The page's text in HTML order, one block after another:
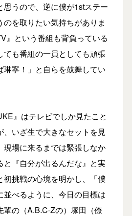
思うので、逆に僕が1stステー
のを取りたい気持ちがありま
』という番組も背負っている
ても番組の一員としても頑張
琳寧！」と自らを鼓舞してい
』はテレビでしか見たこと
、いざ生で大きなセットを見
現場に来るまでは緊張しなか
と『自分が出るんだな』と実
初挑戦の心境を明かし、「僕
並べるように、今日の目標は
の（A.B.C-Zの）塚田（僚